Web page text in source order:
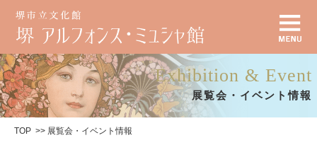
Exhibition & Event
展覧会・イベント情報
TOP 展覧会・イベント情報